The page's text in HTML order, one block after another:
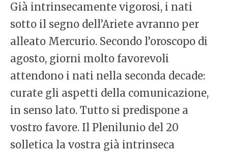
Già intrinsecamente vigorosi, i nati
sotto il segno dell’Ariete avranno per
alleato Mercurio. Secondo l’oroscopo di
agosto, giorni molto favorevoli
attendono i nati nella seconda decade:
curate gli aspetti della comunicazione,
in senso lato. Tutto si predispone a
vostro favore. Il Plenilunio del 20
solletica la vostra già intrinseca